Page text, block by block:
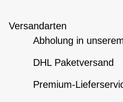
Versandarten
Abholung in
DHL Paketversand
Premium-